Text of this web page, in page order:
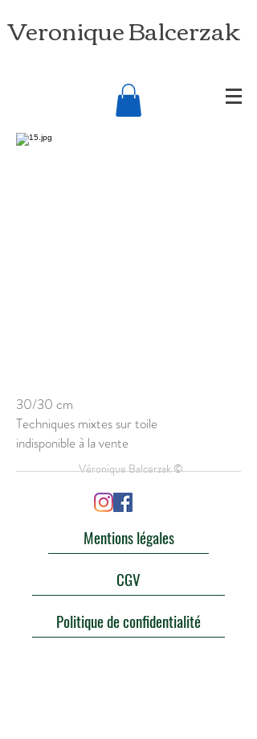
Veronique Balcerzak
30/30 cm
Techniques mixtes sur toile
indisponible à la vente
Véronique Balcerzak ©
Mentions légales
CGV
Politique de confidentialité